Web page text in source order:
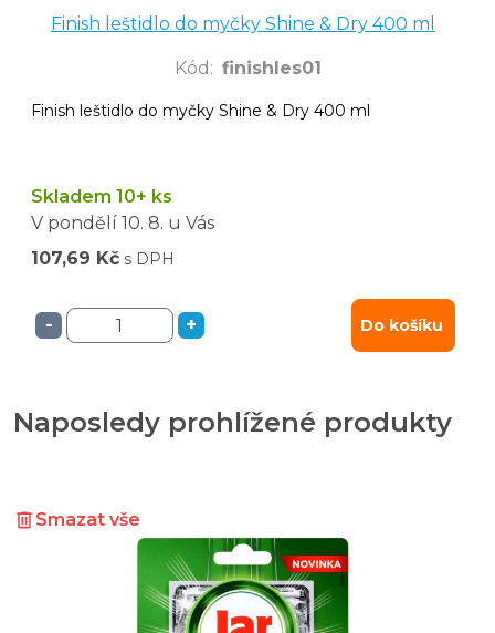
Finish leštidlo do myčky Shine & Dry 400 ml
Kód : finishles01
Finish leštidlo do myčky Shine & Dry 400 ml
Skladem 10+ ks
V pondělí 10. 8. u Vás
107,69 Kč s DPH
- + Do košíku
Naposledy prohlížené produkty
Smazat vše